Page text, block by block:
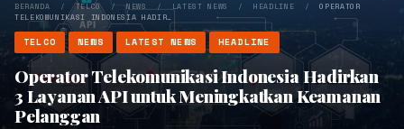
BERANDA /TELCO/NEWS / LATEST NEWS /HEADLINE /OPERATOR
TELEKOMUNIKASI INDONESIA HADIR…
TELCO NEWS LATEST NEWS HEADLINE
Operator Telekomunikasi Indonesia Hadirkan
3 Layanan API untuk Meningkatkan Keamanan
Pelanggan